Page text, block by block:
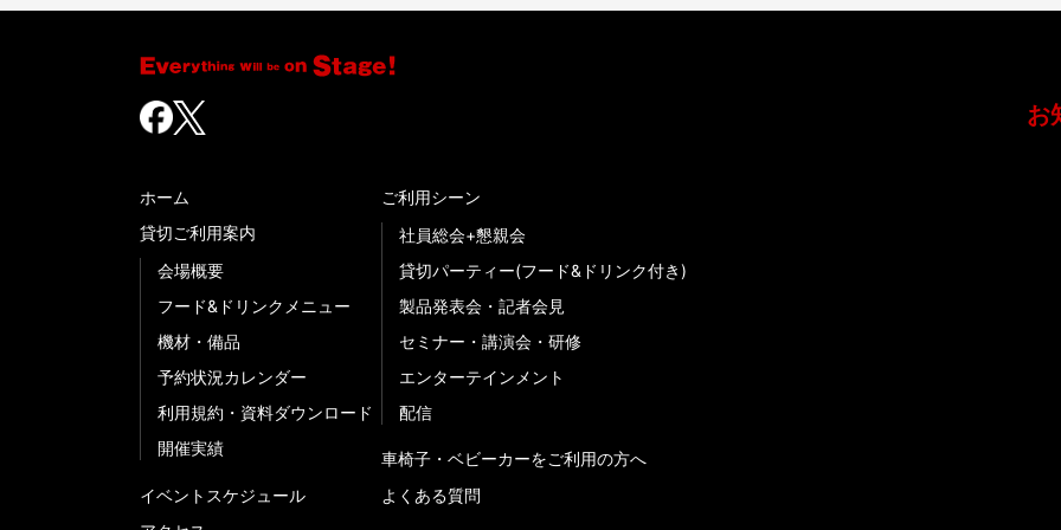
ホーム
貸切ご利用案内
会場概要
フード&ドリンクメニュー
機材・備品
予約状況カレンダー
利用規約・資料ダウンロード
開催実績
イベントスケジュール
ご利用シーン
社員総会+懇親会
貸切パーティー(フード&ドリンク付き)
製品発表会・記者会見
セミナー・講演会・研修
エンターテインメント
配信
車椅子・ベビーカーをご利用の方へ
よくある質問
お